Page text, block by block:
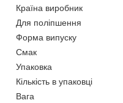
Країна виробник
Для поліпшення
Форма випуску
Смак
Упаковка
Кількість в упаковці
Вага